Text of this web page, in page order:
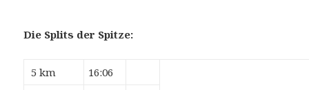
Die Splits der Spitze:
5 km
16:06